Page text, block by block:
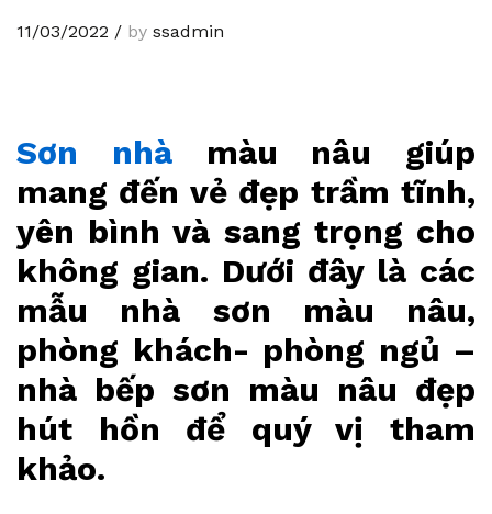
11/03/2022 / by ssadmin
Sơn nhàmàu nâu giúp
mang đến vẻ đẹp trầm tĩnh,
yên bình và sang trọng cho
không gian. Dưới đây là các
mẫu nhà sơn màu nâu,
phòng khách- phòng ngủ –
nhà bếp sơn màu nâu đẹp
hút hồn để quý vị tham
khảo.